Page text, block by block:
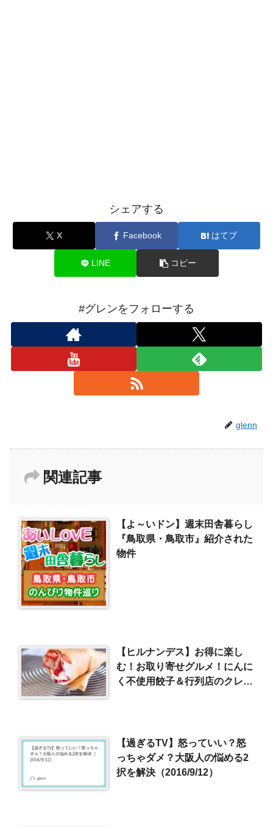
シェアする
X Facebook はてブ
LINE コピー
#グレンをフォローする
glenn
関連記事
【よ～いドン】週末田舎暮らし
『鳥取県・鳥取市』紹介された
物件
【ヒルナンデス】お得に楽し
む！お取り寄せグルメ！にんに
く不使用餃子＆行列店のクレー
【過ぎるTV】怒っていい？怒
っちゃダメ？大阪人の悩める2
択を解決（2016/9/12）